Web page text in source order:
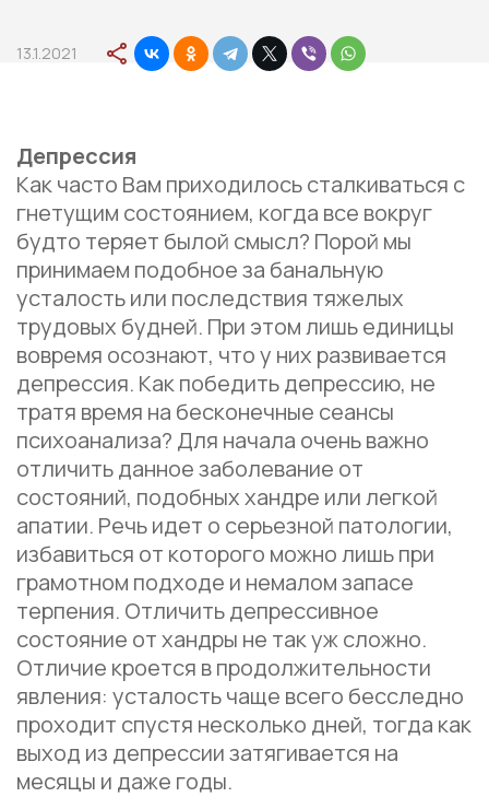
13.1.2021
Депрессия
Как часто Вам приходилось сталкиваться с
гнетущим состоянием, когда все вокруг
будто теряет былой смысл? Порой мы
принимаем подобное за банальную
усталость или последствия тяжелых
трудовых будней. При этом лишь единицы
вовремя осознают, что у них развивается
депрессия. Как победить депрессию, не
тратя время на бесконечные сеансы
психоанализа? Для начала очень важно
отличить данное заболевание от
состояний, подобных хандре или легкой
апатии. Речь идет о серьезной патологии,
избавиться от которого можно лишь при
грамотном подходе и немалом запасе
терпения. Отличить депрессивное
состояние от хандры не так уж сложно.
Отличие кроется в продолжительности
явления: усталость чаще всего бесследно
проходит спустя несколько дней, тогда как
выход из депрессии затягивается на
месяцы и даже годы.